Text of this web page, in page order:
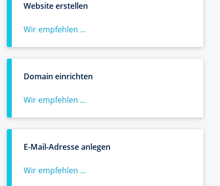
Website erstellen
Wir empfehlen ...
Domain einrichten
Wir empfehlen ...
E-Mail-Adresse anlegen
Wir empfehlen ...